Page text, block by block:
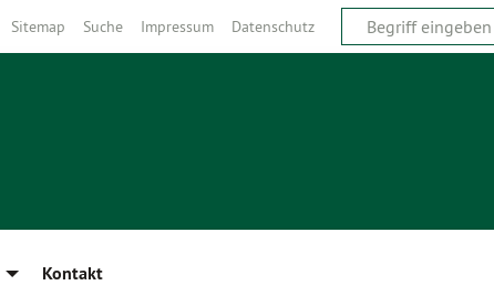
Sitemap Suche Impressum Datenschutz
Kontakt